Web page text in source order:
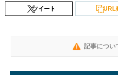
ツイート URL
記事につい